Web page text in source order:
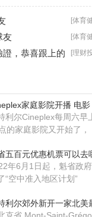
[体育
[体育
友
[理财
，恭喜跟上的
家庭影院开播 电影
利尔Cineplex每周六早
的家庭影院又开始了，
五百元优惠机票可以去
年6月1日起，魁省政
“空中准入地区计划”
利尔郊外新开一家北美